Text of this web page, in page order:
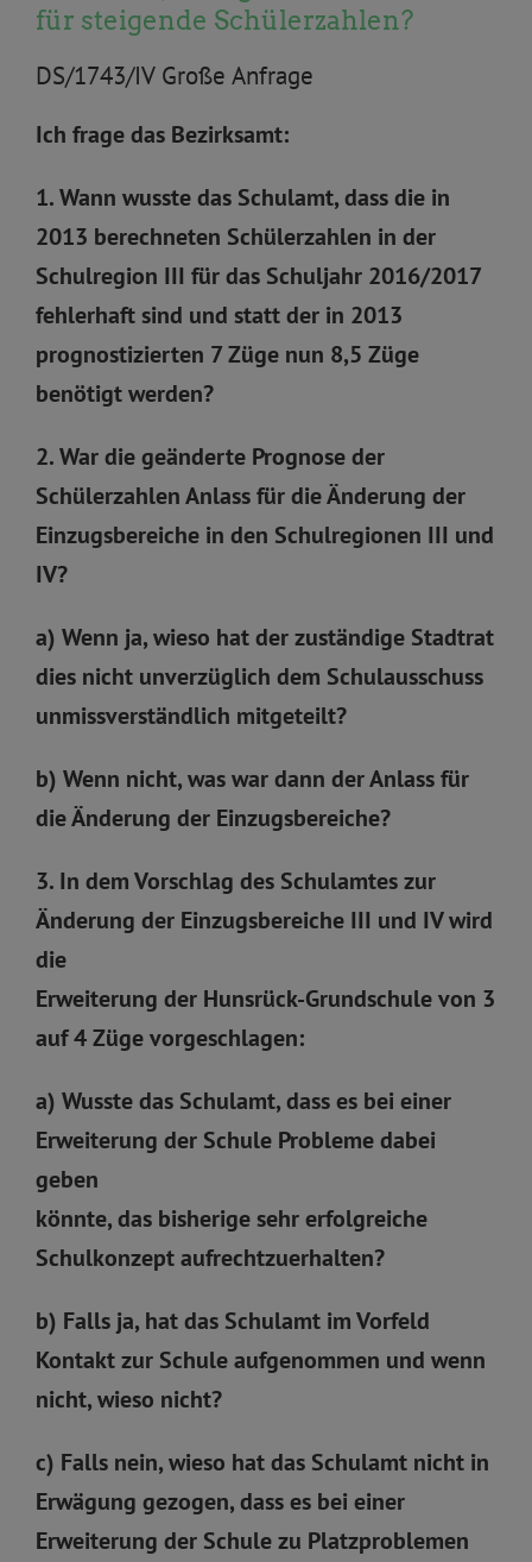
für steigende Schülerzahlen?
DS/1743/IV Große Anfrage
Ich frage das Bezirksamt:
1. Wann wusste das Schulamt, dass die in
2013 berechneten Schülerzahlen in der
Schulregion III für das Schuljahr 2016/2017
fehlerhaft sind und statt der in 2013
prognostizierten 7 Züge nun 8,5 Züge
benötigt werden?
2. War die geänderte Prognose der
Schülerzahlen Anlass für die Änderung der
Einzugsbereiche in den Schulregionen III und
IV?
a) Wenn ja, wieso hat der zuständige Stadtrat
dies nicht unverzüglich dem Schulausschuss
unmissverständlich mitgeteilt?
b) Wenn nicht, was war dann der Anlass für
die Änderung der Einzugsbereiche?
3. In dem Vorschlag des Schulamtes zur
Änderung der Einzugsbereiche III und IV wird
die
Erweiterung der Hunsrück-Grundschule von 3
auf 4 Züge vorgeschlagen:
a) Wusste das Schulamt, dass es bei einer
Erweiterung der Schule Probleme dabei
geben
könnte, das bisherige sehr erfolgreiche
Schulkonzept aufrechtzuerhalten?
b) Falls ja, hat das Schulamt im Vorfeld
Kontakt zur Schule aufgenommen und wenn
nicht, wieso nicht?
c) Falls nein, wieso hat das Schulamt nicht in
Erwägung gezogen, dass es bei einer
Erweiterung der Schule zu Platzproblemen